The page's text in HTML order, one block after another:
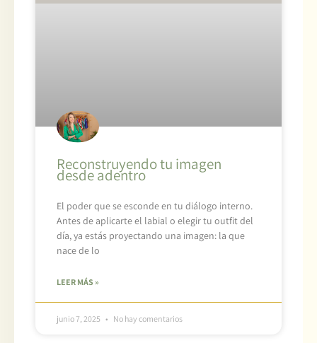
Reconstruyendo tu imagen
desde adentro
El poder que se esconde en tu diálogo interno.
Antes de aplicarte el labial o elegir tu outfit del
día, ya estás proyectando una imagen: la que
nace de lo
LEER MÁS »
junio 7, 2025 No hay comentarios